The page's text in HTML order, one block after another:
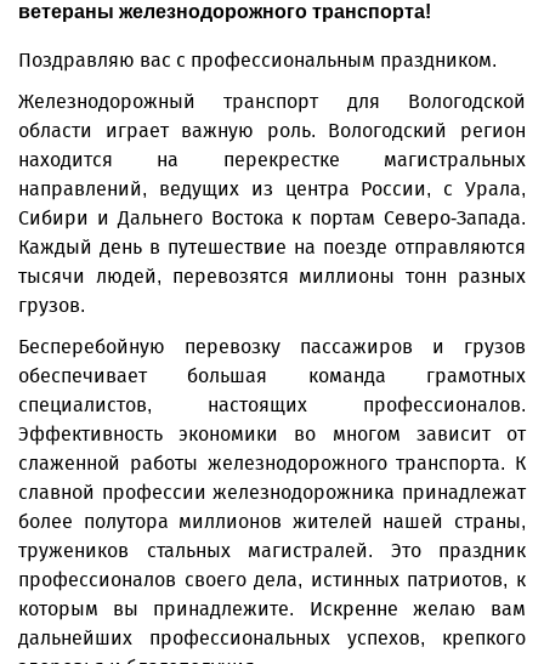
ветераны железнодорожного транспорта!
Поздравляю вас с профессиональным праздником.
Железнодорожный транспорт для Вологодской
области играет важную роль. Вологодский регион
находится на перекрестке магистральных
направлений, ведущих из центра России, с Урала,
Сибири и Дальнего Востока к портам Северо-Запада.
Каждый день в путешествие на поезде отправляются
тысячи людей, перевозятся миллионы тонн разных
грузов.
Бесперебойную перевозку пассажиров и грузов
обеспечивает большая команда грамотных
специалистов, настоящих профессионалов.
Эффективность экономики во многом зависит от
слаженной работы железнодорожного транспорта. К
славной профессии железнодорожника принадлежат
более полутора миллионов жителей нашей страны,
тружеников стальных магистралей. Это праздник
профессионалов своего дела, истинных патриотов, к
которым вы принадлежите. Искренне желаю вам
дальнейших профессиональных успехов, крепкого